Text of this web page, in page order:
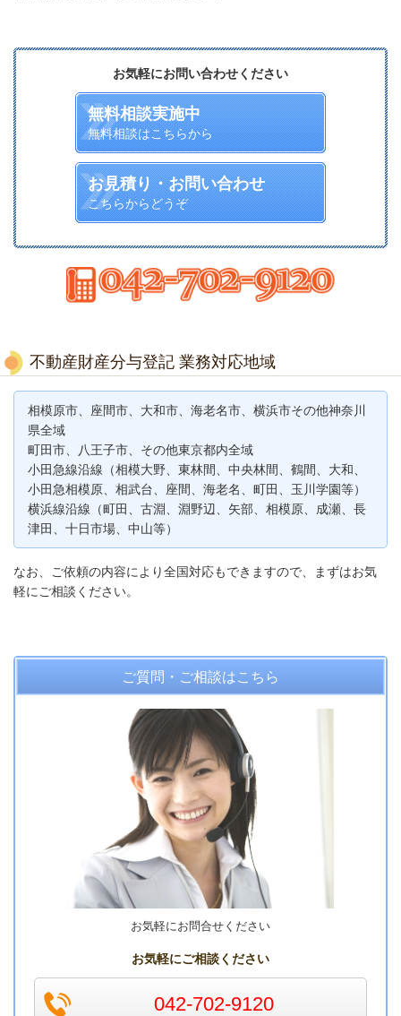
お気軽にお問い合わせください
無料相談実施中
無料相談はこちらから
お見積り・お問い合わせ
こちらからどうぞ
不動産財産分与登記 業務対応地域
相模原市、座間市、大和市、海老名市、横浜市その他神奈川
県全域
町田市、八王子市、その他東京都内全域
小田急線沿線（相模大野、東林間、中央林間、鶴間、大和、
小田急相模原、相武台、座間、海老名、町田、玉川学園等）
横浜線沿線（町田、古淵、淵野辺、矢部、相模原、成瀬、長
津田、十日市場、中山等）
なお、ご依頼の内容により全国対応もできますので、まずはお気
軽にご相談ください。
ご質問・ご相談はこちら
お気軽にお問合せください
お気軽にご相談ください
042-702-9120